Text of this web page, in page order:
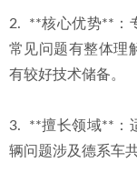
2.  **核心优势**：
常见问题有整体理
有较好技术储备。
3.  **擅长领域**：
辆问题涉及德系车